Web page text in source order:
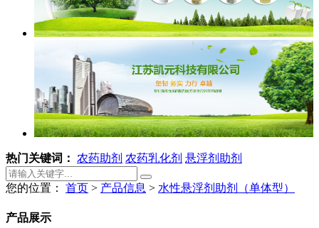
热门关键词： 农药助剂 农药乳化剂 悬浮剂助剂
您的位置： 首页 > 产品信息 > 水性悬浮剂助剂（单体型）
产品展示